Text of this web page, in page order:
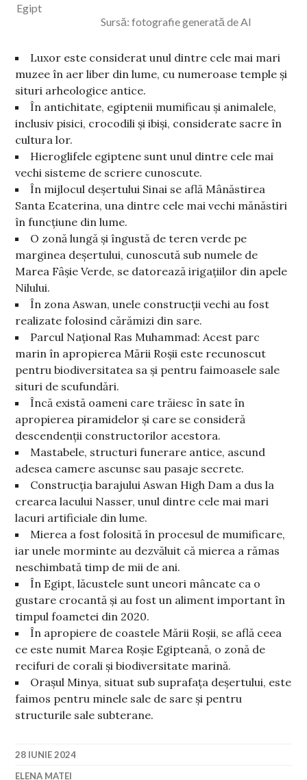
Egipt
Sursă: fotografie generată de AI
Luxor este considerat unul dintre cele mai mari
muzee în aer liber din lume, cu numeroase temple și
situri arheologice antice.
În antichitate, egiptenii mumificau și animalele,
inclusiv pisici, crocodili și ibiși, considerate sacre în
cultura lor.
Hieroglifele egiptene sunt unul dintre cele mai
vechi sisteme de scriere cunoscute.
În mijlocul deșertului Sinai se află Mânăstirea
Santa Ecaterina, una dintre cele mai vechi mănăstiri
în funcțiune din lume.
O zonă lungă și îngustă de teren verde pe
marginea deșertului, cunoscută sub numele de
Marea Fâșie Verde, se datorează irigațiilor din apele
Nilului.
În zona Aswan, unele construcții vechi au fost
realizate folosind cărămizi din sare.
Parcul Național Ras Muhammad: Acest parc
marin în apropierea Mării Roșii este recunoscut
pentru biodiversitatea sa și pentru faimoasele sale
situri de scufundări.
Încă există oameni care trăiesc în sate în
apropierea piramidelor și care se consideră
descendenții constructorilor acestora.
Mastabele, structuri funerare antice, ascund
adesea camere ascunse sau pasaje secrete.
Construcția barajului Aswan High Dam a dus la
crearea lacului Nasser, unul dintre cele mai mari
lacuri artificiale din lume.
Mierea a fost folosită în procesul de mumificare,
iar unele morminte au dezvăluit că mierea a rămas
neschimbată timp de mii de ani.
În Egipt, lăcustele sunt uneori mâncate ca o
gustare crocantă și au fost un aliment important în
timpul foametei din 2020.
În apropiere de coastele Mării Roșii, se află ceea
ce este numit Marea Roșie Egipteană, o zonă de
recifuri de corali și biodiversitate marină.
Orașul Minya, situat sub suprafața deșertului, este
faimos pentru minele sale de sare și pentru
structurile sale subterane.
28 IUNIE 2024
ELENA MATEI